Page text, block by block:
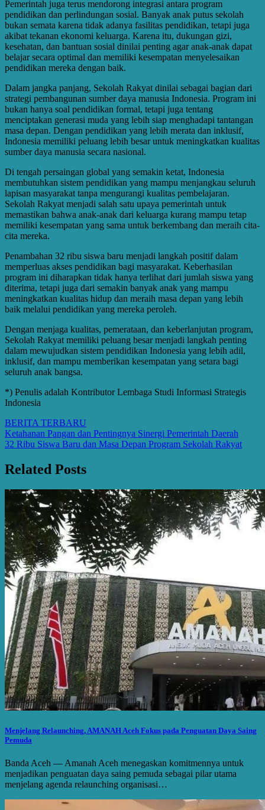
Pemerintah juga terus mendorong integrasi antara program
pendidikan dan perlindungan sosial. Banyak anak putus sekolah
bukan semata karena tidak adanya fasilitas pendidikan, tetapi juga
akibat tekanan ekonomi keluarga. Karena itu, dukungan gizi,
kesehatan, dan bantuan sosial dinilai penting agar anak-anak dapat
belajar secara optimal dan memiliki kesempatan menyelesaikan
pendidikan mereka dengan baik.
Dalam jangka panjang, Sekolah Rakyat dinilai sebagai bagian dari
strategi pembangunan sumber daya manusia Indonesia. Program ini
bukan hanya soal pendidikan formal, tetapi juga tentang
menciptakan generasi muda yang lebih siap menghadapi tantangan
masa depan. Dengan pendidikan yang lebih merata dan inklusif,
Indonesia memiliki peluang lebih besar untuk meningkatkan kualitas
sumber daya manusia secara nasional.
Di tengah persaingan global yang semakin ketat, Indonesia
membutuhkan sistem pendidikan yang mampu menjangkau seluruh
lapisan masyarakat tanpa mengurangi kualitas pembelajaran.
Sekolah Rakyat menjadi salah satu upaya pemerintah untuk
memastikan bahwa anak-anak dari keluarga kurang mampu tetap
memiliki kesempatan yang sama untuk berkembang dan meraih cita-
cita mereka.
Penambahan 32 ribu siswa baru menjadi langkah positif dalam
memperluas akses pendidikan bagi masyarakat. Keberhasilan
program ini diharapkan tidak hanya terlihat dari jumlah siswa yang
diterima, tetapi juga dari semakin banyak anak yang mampu
meningkatkan kualitas hidup dan meraih masa depan yang lebih
baik melalui pendidikan yang mereka peroleh.
Dengan menjaga kualitas, pemerataan, dan keberlanjutan program,
Sekolah Rakyat memiliki peluang besar menjadi langkah penting
dalam mewujudkan sistem pendidikan Indonesia yang lebih adil,
inklusif, dan mampu memberikan kesempatan yang setara bagi
seluruh anak bangsa.
*) Penulis adalah Kontributor Lembaga Studi Informasi Strategis
Indonesia
BERITA TERBARU
Post
navigation
Ketahanan Pangan dan Pentingnya Sinergi Pemerintah Daerah
32 Ribu Siswa Baru dan Masa Depan Program Sekolah Rakyat
Related Posts
Menjelang Relaunching, AMANAH Aceh Fokus pada Penguatan Daya Saing
Pemuda
Banda Aceh — Amanah Aceh menegaskan komitmennya untuk
menjadikan penguatan daya saing pemuda sebagai pilar utama
menjelang agenda relaunching organisasi…